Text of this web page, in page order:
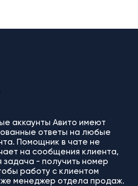
аккаунты Авито имеют
ответы на любые
Помощник в чате не
на сообщения клиента,
задача - получить номер
работу с клиентом
менеджер отдела продаж.